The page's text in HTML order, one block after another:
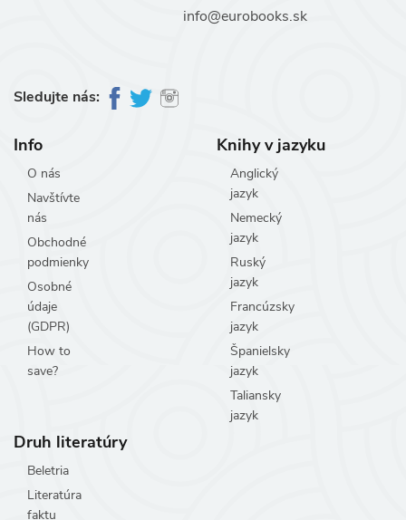
info@eurobooks.sk
Sledujte nás:
Info
O nás
Navštívte
nás
Obchodné
podmienky
Osobné
údaje
(GDPR)
How to
save?
Knihy v jazyku
Anglický
jazyk
Nemecký
jazyk
Ruský
jazyk
Francúzsky
jazyk
Španielsky
jazyk
Taliansky
jazyk
Druh literatúry
Beletria
Literatúra
faktu